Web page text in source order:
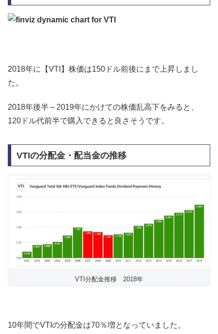
2018年に【VTI】株価は150ドル前後にまで上昇しまし
た。
2018年後半～2019年にかけての株価乱高下をみると、
120ドル代前半で購入できると良さそうです。
VTIの分配金・配当金の推移
VTI分配金推移 2018年
10年間でVTIの分配金は70％増となっていました。